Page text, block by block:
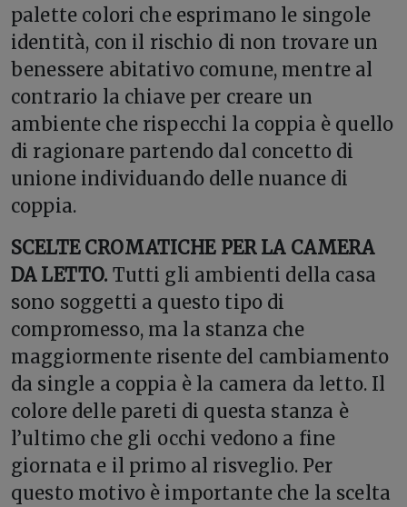
palette colori che esprimano le singole
identità, con il rischio di non trovare un
benessere abitativo comune, mentre al
contrario la chiave per creare un
ambiente che rispecchi la coppia è quello
di ragionare partendo dal concetto di
unione individuando delle nuance di
coppia.
SCELTE CROMATICHE PER LA CAMERA
DA LETTO. Tutti gli ambienti della casa
sono soggetti a questo tipo di
compromesso, ma la stanza che
maggiormente risente del cambiamento
da single a coppia è la camera da letto. Il
colore delle pareti di questa stanza è
l’ultimo che gli occhi vedono a fine
giornata e il primo al risveglio. Per
questo motivo è importante che la scelta